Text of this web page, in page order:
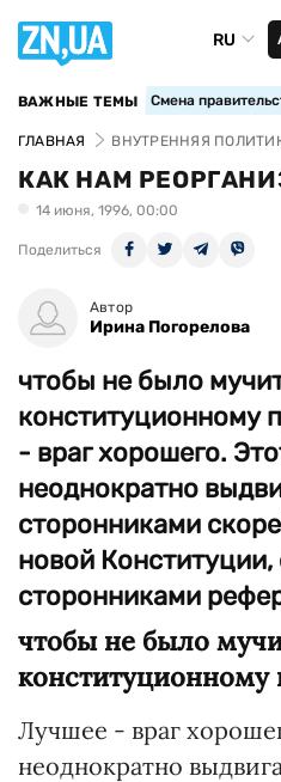
RU
ВАЖНЫЕ ТЕМЫ Смена
ГЛАВНАЯ ВНУТРЕННЯЯ
КАК НАМ
14 июня, 1996, 00:00
Поделиться
Автор
Ирина Погорелова
чтобы не было
конституционному
- враг хорошего.
неоднократно
сторонниками
новой
сторонниками
чтобы не было
конституционному
Лучшее - враг
неоднократно